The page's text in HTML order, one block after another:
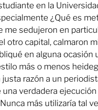
en la
¿Qué es
me sedujeron en
otro capital, calmaron
en alguna ocasión
más o menos
razón a un
verdadera
más utilizaría tal